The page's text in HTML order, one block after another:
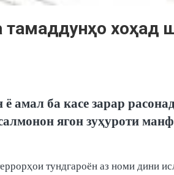
тамаддунҳо хоҳад
ба касе зарар
ягон зуҳуроти
тундгароён аз номи дини